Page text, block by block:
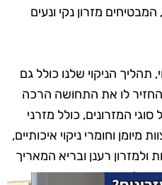
מזרון נקי ונעים
הניקוי שלנו כולל גם
לו את התחושה הרכה
המזרונים, כולל מזרני
וחומרי ניקוי איכותיים,
ולמזרון רענן ובריא המאריך
שלכם.